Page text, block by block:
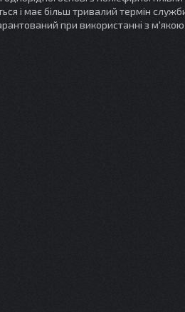
і має більш тривалий термін
при використанні з